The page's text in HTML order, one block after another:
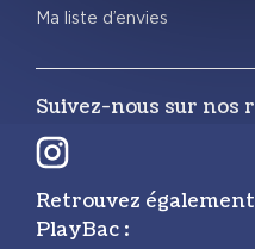
Ma liste d’envies
Suivez-nous sur nos
Retrouvez
PlayBac :